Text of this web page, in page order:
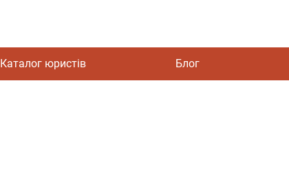
Каталог юристів Блог